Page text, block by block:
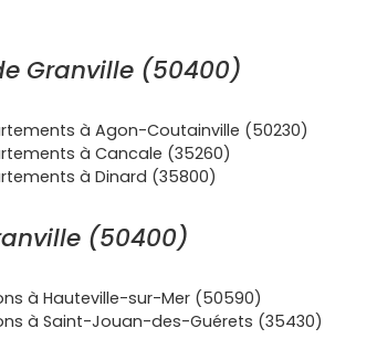
Granville (50400)
à Agon-Coutainville (50230)
à Cancale (35260)
à Dinard (35800)
(50400)
à Hauteville-sur-Mer (50590)
à Saint-Jouan-des-Guérets (35430)